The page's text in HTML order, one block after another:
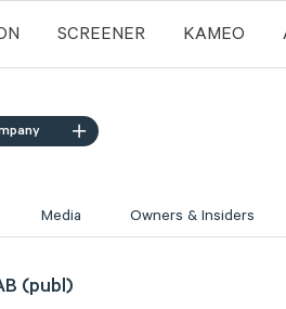
SCREENER KAMEO
Media Owners & Insiders
(publ)